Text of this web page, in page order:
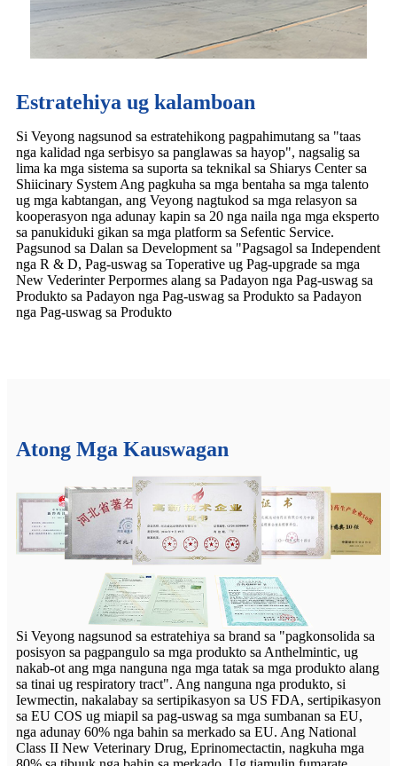
Estratehiya ug kalamboan
Si Veyong nagsunod sa estratehikong pagpahimutang sa "taas
nga kalidad nga serbisyo sa panglawas sa hayop", nagsalig sa
lima ka mga sistema sa suporta sa teknikal sa Shiarys Center sa
Shiicinary System Ang pagkuha sa mga bentaha sa mga talento
ug mga kabtangan, ang Veyong nagtukod sa mga relasyon sa
kooperasyon nga adunay kapin sa 20 nga naila nga mga eksperto
sa panukiduki gikan sa mga platform sa Sefentic Service.
Pagsunod sa Dalan sa Development sa "Pagsagol sa Independent
nga R & D, Pag-uswag sa Toperative ug Pag-upgrade sa mga
New Vederinter Perpormes alang sa Padayon nga Pag-uswag sa
Produkto sa Padayon nga Pag-uswag sa Produkto sa Padayon
nga Pag-uswag sa Produkto
Atong Mga Kauswagan
Si Veyong nagsunod sa estratehiya sa brand sa "pagkonsolida sa
posisyon sa pagpangulo sa mga produkto sa Anthelmintic, ug
nakab-ot ang mga nanguna nga mga tatak sa mga produkto alang
sa tinai ug respiratory tract". Ang nanguna nga produkto, si
Iewmectin, nakalabay sa sertipikasyon sa US FDA, sertipikasyon
sa EU COS ug miapil sa pag-uswag sa mga sumbanan sa EU,
nga adunay 60% nga bahin sa merkado sa EU. Ang National
Class II New Veterinary Drug, Eprinomectactin, nagkuha mga